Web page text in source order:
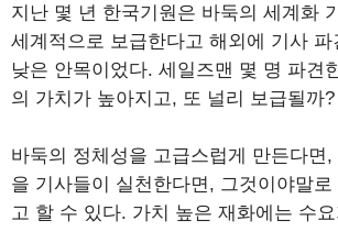
지난 몇 년 한국기원은 바둑의 세계화
세계적으로 보급한다고 해외에 기사
낮은 안목이었다. 세일즈맨 몇 명 파견
의 가치가 높아지고, 또 널리 보급될까?
바둑의 정체성을 고급스럽게 만든다면
을 기사들이 실천한다면, 그것이야말
고 할 수 있다. 가치 높은 재화에는 수